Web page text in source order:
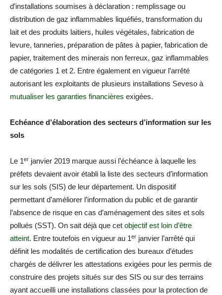
d’installations soumises à déclaration : remplissage ou
distribution de gaz inflammables liquéfiés, transformation du
lait et des produits laitiers, huiles végétales, fabrication de
levure, tanneries, préparation de pâtes à papier, fabrication de
papier, traitement des minerais non ferreux, gaz inflammables
de catégories 1 et 2. Entre également en vigueur l’arrêté
autorisant les exploitants de plusieurs installations Seveso à
mutualiser les garanties financières exigées.
Echéance d’élaboration des secteurs d’information sur les
sols
Le 1er janvier 2019 marque aussi l’échéance à laquelle les
préfets devaient avoir établi la liste des secteurs d’information
sur les sols (SIS) de leur département. Un dispositif
permettant d’améliorer l’information du public et de garantir
l’absence de risque en cas d’aménagement des sites et sols
pollués (SST). On sait déjà que cet objectif est loin d’être
atteint. Entre toutefois en vigueur au 1er janvier l’arrêté qui
définit les modalités de certification des bureaux d’études
chargés de délivrer les attestations exigées pour les permis de
construire des projets situés sur des SIS ou sur des terrains
ayant accueilli une installations classées pour la protection de